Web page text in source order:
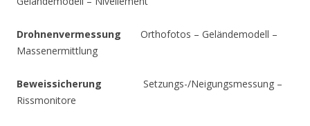
Drohnenvermessung
Orthofotos – Geländemodell –
Massenermittlung
Beweissicherung Setzungs-/Neigungsmessung –
Rissmonitore